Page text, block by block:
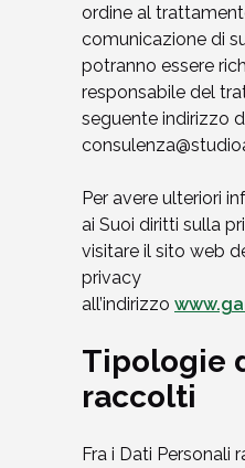
ordine al
comunicazione di
potranno essere
responsabile del
seguente indirizzo
Per avere ulteriori
ai Suoi diritti sulla
visitare il sito web
privacy
all’indirizzo
Tipologie
raccolti
Fra i Dati Personali